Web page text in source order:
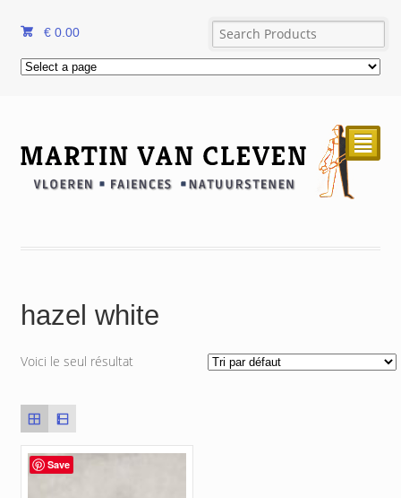
€ 0.00
²
hazel white
Voici le seul résultat
Save